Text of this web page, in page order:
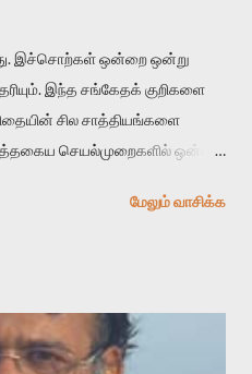
இச்சொற்கள் ஒன்றை ஒன்று
இந்த சங்கேதக் குறிகளை
சில சாத்தியங்களை
இத்தகைய செயல்முறைகளில் ஒன்றை
போன பின் அவர்களின்
மீட்டெடுப்பதன் நோக்கம்
அரூப இயக்கத்தை பொதுவயமாக
மேலும் வாசிக்க